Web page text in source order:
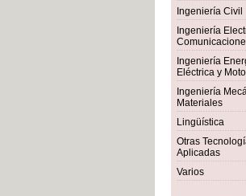
Ingeniería Civil
Ingeniería
Ingeniería
Eléctrica y
Ingeniería
Materiales
Lingüística
Otras
Aplicadas
Varios